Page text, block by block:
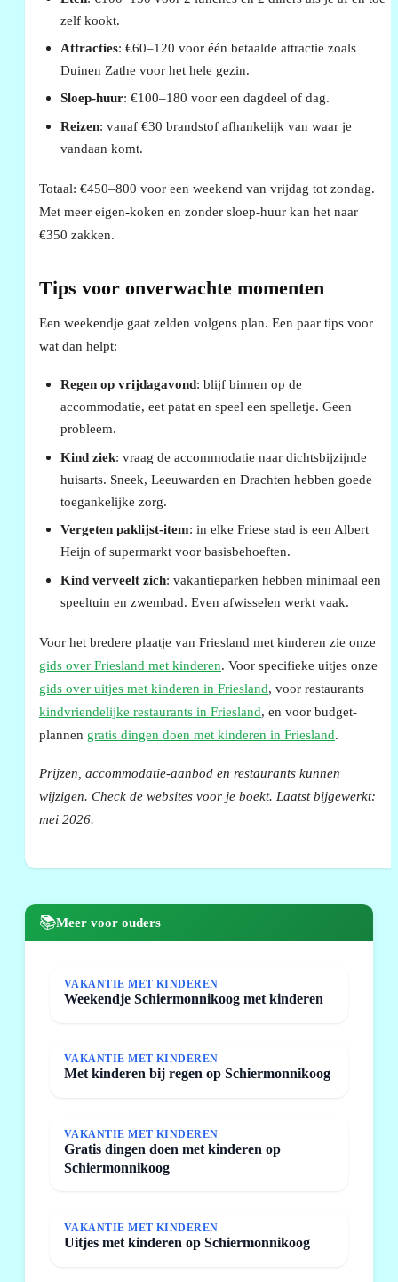
zelf kookt.
Attracties: €60–120 voor één betaalde attractie zoals
Duinen Zathe voor het hele gezin.
Sloep-huur: €100–180 voor een dagdeel of dag.
Reizen: vanaf €30 brandstof afhankelijk van waar je
vandaan komt.
Totaal: €450–800 voor een weekend van vrijdag tot zondag.
Met meer eigen-koken en zonder sloep-huur kan het naar
€350 zakken.
Tips voor onverwachte momenten
Een weekendje gaat zelden volgens plan. Een paar tips voor
wat dan helpt:
Regen op vrijdagavond: blijf binnen op de
accommodatie, eet patat en speel een spelletje. Geen
probleem.
Kind ziek: vraag de accommodatie naar dichtsbijzijnde
huisarts. Sneek, Leeuwarden en Drachten hebben goede
toegankelijke zorg.
Vergeten paklijst-item: in elke Friese stad is een Albert
Heijn of supermarkt voor basisbehoeften.
Kind verveelt zich: vakantieparken hebben minimaal een
speeltuin en zwembad. Even afwisselen werkt vaak.
Voor het bredere plaatje van Friesland met kinderen zie onze
gids over Friesland met kinderen. Voor specifieke uitjes onze
gids over uitjes met kinderen in Friesland, voor restaurants
kindvriendelijke restaurants in Friesland, en voor budget-
plannen gratis dingen doen met kinderen in Friesland.
Prijzen, accommodatie-aanbod en restaurants kunnen
wijzigen. Check de websites voor je boekt. Laatst bijgewerkt:
mei 2026.
📚Meer voor ouders
VAKANTIE MET KINDEREN
Weekendje Schiermonnikoog met kinderen
VAKANTIE MET KINDEREN
Met kinderen bij regen op Schiermonnikoog
VAKANTIE MET KINDEREN
Gratis dingen doen met kinderen op
Schiermonnikoog
VAKANTIE MET KINDEREN
Uitjes met kinderen op Schiermonnikoog